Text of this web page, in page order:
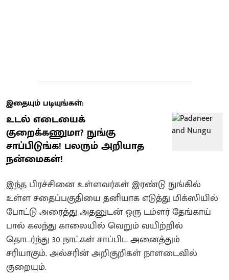
இதையும் படியுங்கள்:
உடல் எடையைக்
குறைக்கணுமா? நுங்கு
சாப்பிடுங்க! பலரும் அறியாத
நன்மைகள்!
இந்த பிரச்சினை உள்ளவர்கள் இரண்டு நுங்கில்
உள்ள சதைப்பகுதியை தனியாக எடுத்து மிக்ஸியில்
போட்டு அரைத்து அதனுடன் ஒரு டம்ளர் தேங்காய்
பால் கலந்து காலையில் வெறும் வயிற்றில்
தொடர்ந்து 30 நாட்கள் சாப்பிட அனைத்தும்
சரியாகும். அல்சரின் அறிகுறிகள் நாளடைவில்
குறையும்.